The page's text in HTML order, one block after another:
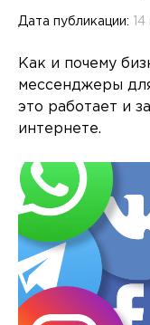
Дата публикации:
Как и почему
мессенджеры
это работает и
интернете.